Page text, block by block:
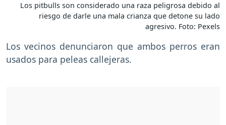
Los pitbulls son considerado una raza peligrosa debido al
riesgo de darle una mala crianza que detone su lado
agresivo. Foto: Pexels
Los vecinos denunciaron que ambos perros eran
usados para peleas callejeras.